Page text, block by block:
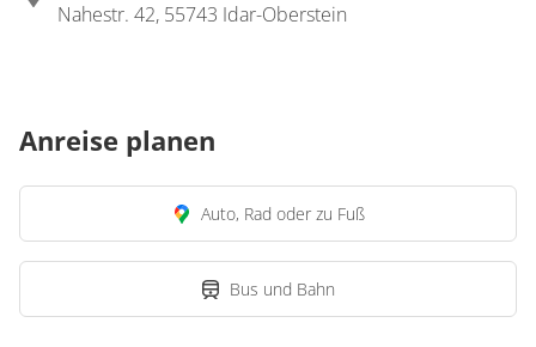
Nahestr. 42, 55743 Idar-Oberstein
Anreise planen
Auto, Rad oder zu Fuß
Bus und Bahn